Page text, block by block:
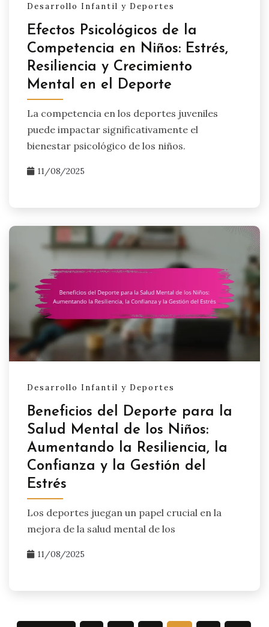
Desarrollo Infantil y Deportes
Efectos Psicológicos de la
Competencia en Niños: Estrés,
Resiliencia y Crecimiento
Mental en el Deporte
La competencia en los deportes juveniles
puede impactar significativamente el
bienestar psicológico de los niños.
11/08/2025
Desarrollo Infantil y Deportes
Beneficios del Deporte para la
Salud Mental de los Niños:
Aumentando la Resiliencia, la
Confianza y la Gestión del
Estrés
Los deportes juegan un papel crucial en la
mejora de la salud mental de los
11/08/2025